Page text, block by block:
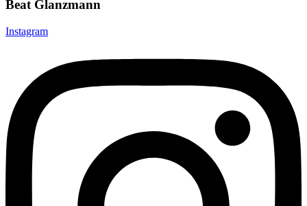
Beat Glanzmann
Instagram